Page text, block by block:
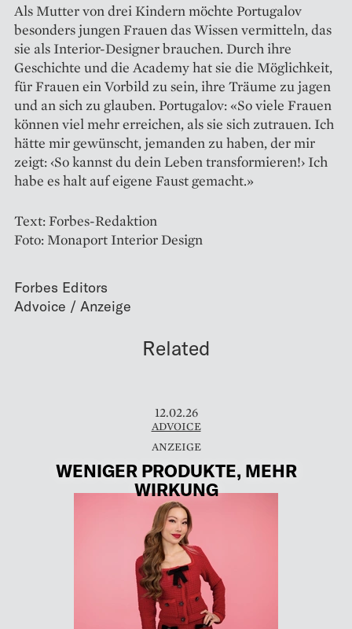
Als Mutter von drei Kindern möchte Portugalov
besonders jungen Frauen das Wissen vermitteln, das
sie als Interior-Designer brauchen. Durch ihre
Geschichte und die Academy hat sie die Möglichkeit,
für Frauen ein Vorbild zu sein, ihre Träume zu jagen
und an sich zu glauben. Portugalov: «So viele Frauen
können viel mehr erreichen, als sie sich zutrauen. Ich
hätte mir gewünscht, jemanden zu haben, der mir
zeigt: ‹So kannst du dein Leben transformieren!› Ich
habe es halt auf eigene Faust gemacht.»
Text: Forbes-Redaktion
Foto: Monaport Interior Design
Forbes Editors
Related
12.02.26
ADVOICE
WENIGER PRODUKTE, MEHR
WIRKUNG